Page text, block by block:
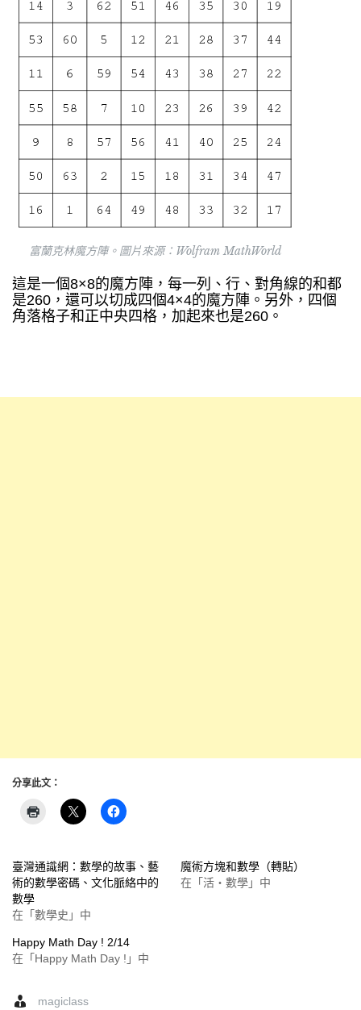
富蘭克林魔方陣。圖片來源：Wolfram MathWorld
這是一個8×8的魔方陣，每一列、行、對角線的和都
是260，還可以切成四個4×4的魔方陣。另外，四個
角落格子和正中央四格，加起來也是260。
分享此文：
臺灣通識網：數學的故事、藝
術的數學密碼、文化脈絡中的
數學
在「數學史」中
魔術方塊和數學（轉貼）
在「活‧數學」中
Happy Math Day ! 2/14
在「Happy Math Day !」中
magiclass